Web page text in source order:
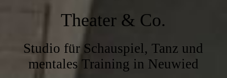
Theater & Co.
Studio für Schauspiel, Tanz und
mentales Training in Neuwied